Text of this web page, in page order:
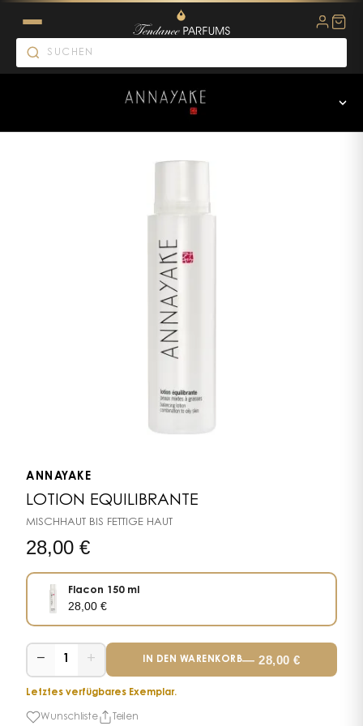
ANNAYAKE
LOTION EQUILIBRANTE
MISCHHAUT BIS FETTIGE HAUT
28,00 €
Flacon 150 ml
28,00€
− 1 + IN DEN WARENKORB—28,00 €
Letztes verfügbares Exemplar.
Wunschliste Teilen